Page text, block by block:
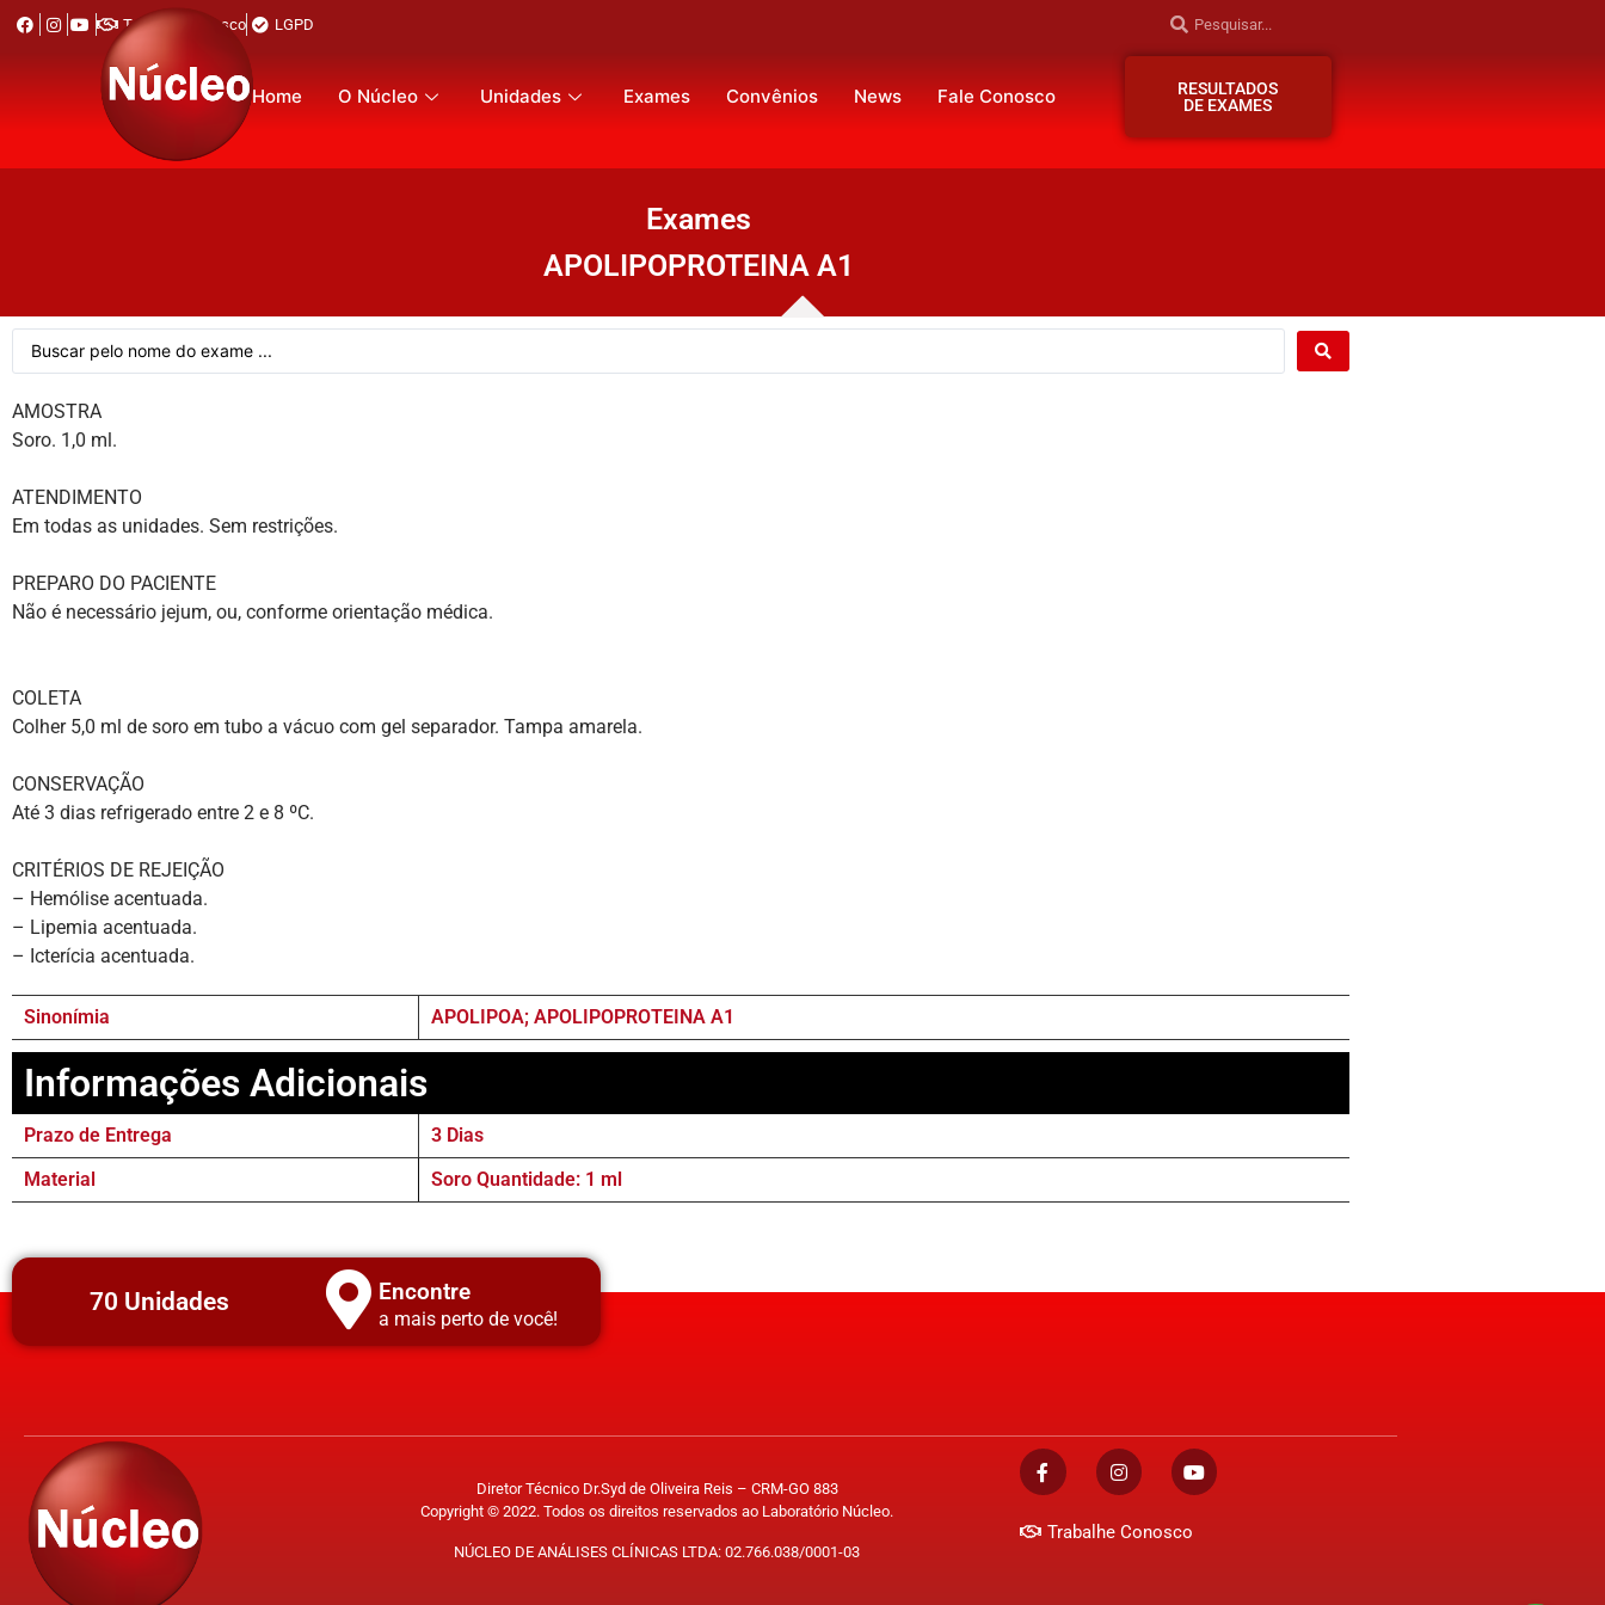
Trabalhe Conosco LGPD
Home O Núcleo Unidades Exames Convênios News Fale Conosco
RESULTADOS
DE EXAMES
Exames
APOLIPOPROTEINA A1
AMOSTRA
Soro. 1,0 ml.
ATENDIMENTO
Em todas as unidades. Sem restrições.
PREPARO DO PACIENTE
Não é necessário jejum, ou, conforme orientação médica.
COLETA
Colher 5,0 ml de soro em tubo a vácuo com gel separador. Tampa amarela.
CONSERVAÇÃO
Até 3 dias refrigerado entre 2 e 8 ºC.
CRITÉRIOS DE REJEIÇÃO
– Hemólise acentuada.
– Lipemia acentuada.
– Icterícia acentuada.
Sinonímia APOLIPOA; APOLIPOPROTEINA A1
Informações Adicionais
Prazo de Entrega
3 Dias
Material
Soro Quantidade: 1 ml
70 Unidades Encontre
a mais perto de você!
Diretor Técnico Dr.Syd de Oliveira Reis – CRM-GO 883
Copyright © 2022. Todos os direitos reservados ao Laboratório Núcleo.
NÚCLEO DE ANÁLISES CLÍNICAS LTDA: 02.766.038/0001-03
Trabalhe Conosco